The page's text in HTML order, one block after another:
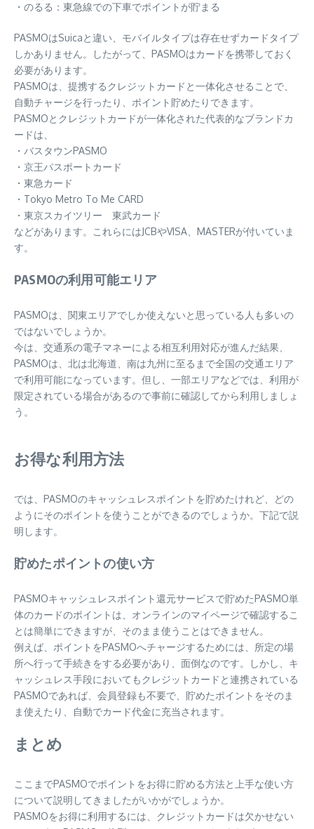
・のるる：東急線での下車でポイントが貯まる
PASMOはSuicaと違い、モバイルタイプは存在せずカードタイプ
しかありません。したがって、PASMOはカードを携帯しておく
必要があります。
PASMOは、提携するクレジットカードと一体化させることで、
自動チャージを行ったり、ポイント貯めたりできます。
PASMOとクレジットカードが一体化された代表的なブランドカ
ードは、
・バスタウンPASMO
・京王パスポートカード
・東急カード
・Tokyo Metro To Me CARD
・東京スカイツリー 東武カード
などがあります。これらにはJCBやVISA、MASTERが付いていま
す。
PASMOの利用可能エリア
PASMOは、関東エリアでしか使えないと思っている人も多いの
ではないでしょうか。
今は、交通系の電子マネーによる相互利用対応が進んだ結果、
PASMOは、北は北海道、南は九州に至るまで全国の交通エリア
で利用可能になっています。但し、一部エリアなどでは、利用が
限定されている場合があるので事前に確認してから利用しましょ
う。
お得な利用方法
では、PASMOのキャッシュレスポイントを貯めたけれど、どの
ようにそのポイントを使うことができるのでしょうか。下記で説
明します。
貯めたポイントの使い方
PASMOキャッシュレスポイント還元サービスで貯めたPASMO単
体のカードのポイントは、オンラインのマイページで確認するこ
とは簡単にできますが、そのまま使うことはできません。
例えば、ポイントをPASMOへチャージするためには、所定の場
所へ行って手続きをする必要があり、面倒なのです。しかし、キ
ャッシュレス手段においてもクレジットカードと連携されている
PASMOであれば、会員登録も不要で、貯めたポイントをそのま
ま使えたり、自動でカード代金に充当されます。
まとめ
ここまでPASMOでポイントをお得に貯める方法と上手な使い方
について説明してきましたがいかがでしょうか。
PASMOをお得に利用するには、クレジットカードは欠かせない